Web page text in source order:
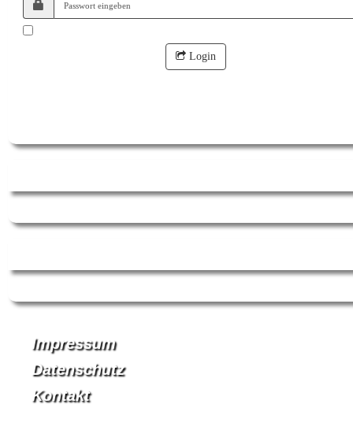
angemeldet bleiben?
Login
Impressum
Datenschutz
Kontakt